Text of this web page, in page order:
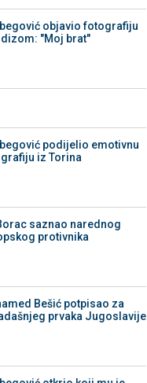
objavio fotografiju
"Moj brat"
podijelio emotivnu
iz Torina
saznao narednog
protivnika
Bešić potpisao za
prvaka Jugoslavije